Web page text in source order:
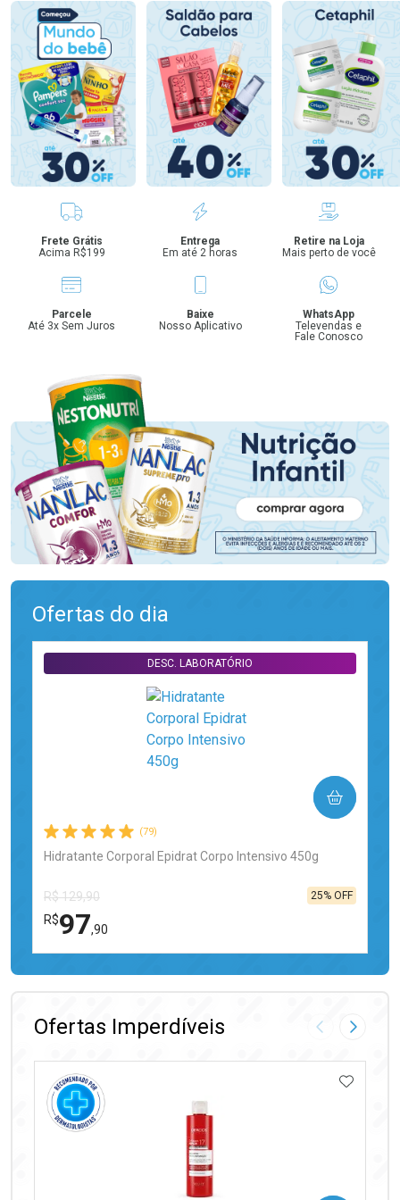
Benefícios
Frete Grátis
Acima R$199
Entrega
Em até 2 horas
Retire na Loja
Mais perto de você
Parcele
Até 3x Sem Juros
Baixe
Nosso Aplicativo
WhatsApp
Televendas e
Fale Conosco
Ofertas do dia
(79)
Hidratante Corporal Epidrat Corpo Intensivo 450g
DESC. LABORATÓRIO
R$ 129,90
R$97,90
25% OFF
COMPRAR
FECHAR
FECHAR
Ofertas Imperdíveis Imagem